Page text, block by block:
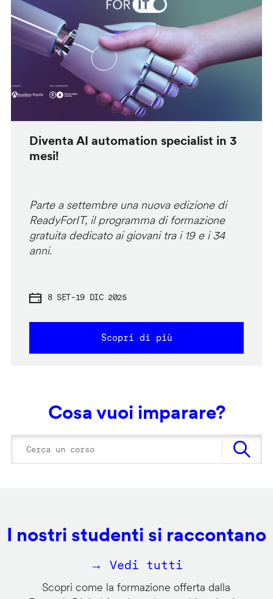
Diventa AI automation specialist in 3
mesi!
Parte a settembre una nuova edizione di
ReadyForIT, il programma di formazione
gratuita dedicato ai giovani tra i 19 e i 34
anni.
8 SET-19 DIC 2025
Scopri di più
Cosa vuoi imparare?
I nostri studenti si raccontano
→ Vedi tutti
Scopri come la formazione offerta dalla